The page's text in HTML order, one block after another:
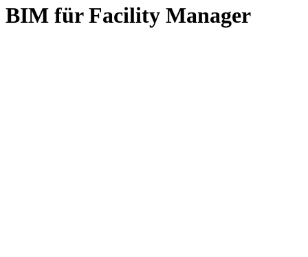
BIM für Facility Manager